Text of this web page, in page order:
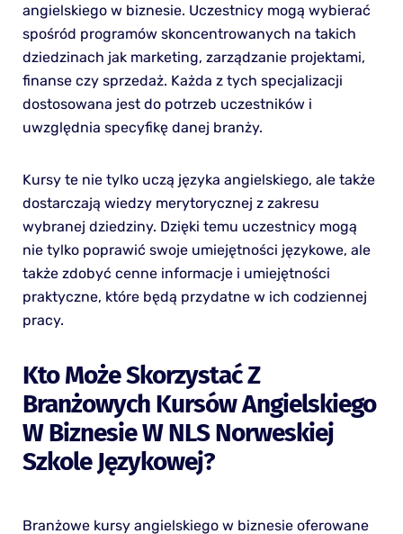
angielskiego w biznesie. Uczestnicy mogą wybierać
spośród programów skoncentrowanych na takich
dziedzinach jak marketing, zarządzanie projektami,
finanse czy sprzedaż. Każda z tych specjalizacji
dostosowana jest do potrzeb uczestników i
uwzględnia specyfikę danej branży.
Kursy te nie tylko uczą języka angielskiego, ale także
dostarczają wiedzy merytorycznej z zakresu
wybranej dziedziny. Dzięki temu uczestnicy mogą
nie tylko poprawić swoje umiejętności językowe, ale
także zdobyć cenne informacje i umiejętności
praktyczne, które będą przydatne w ich codziennej
pracy.
Kto Może Skorzystać Z
Branżowych Kursów Angielskiego
W Biznesie W NLS Norweskiej
Szkole Językowej?
Branżowe kursy angielskiego w biznesie oferowane